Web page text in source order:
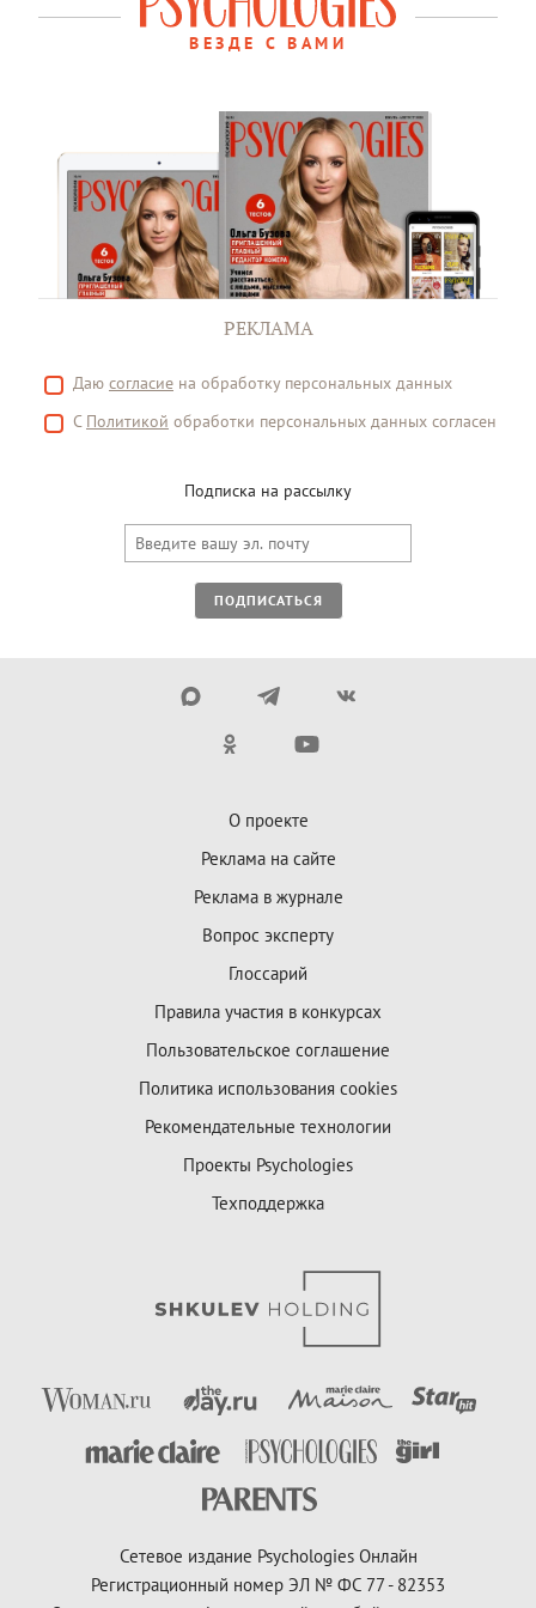
ВЕЗДЕ С ВАМИ
РЕКЛАМА
Даю согласие на обработку персональных данных
С Политикой обработки персональных данных согласен
Подписка на рассылку
ПОДПИСАТЬСЯ
О проекте
Реклама на сайте
Реклама в журнале
Вопрос эксперту
Глоссарий
Правила участия в конкурсах
Пользовательское соглашение
Политика использования cookies
Рекомендательные технологии
Проекты Psychologies
Техподдержка
Сетевое издание Psychologies Онлайн
Регистрационный номер ЭЛ № ФС 77 - 82353